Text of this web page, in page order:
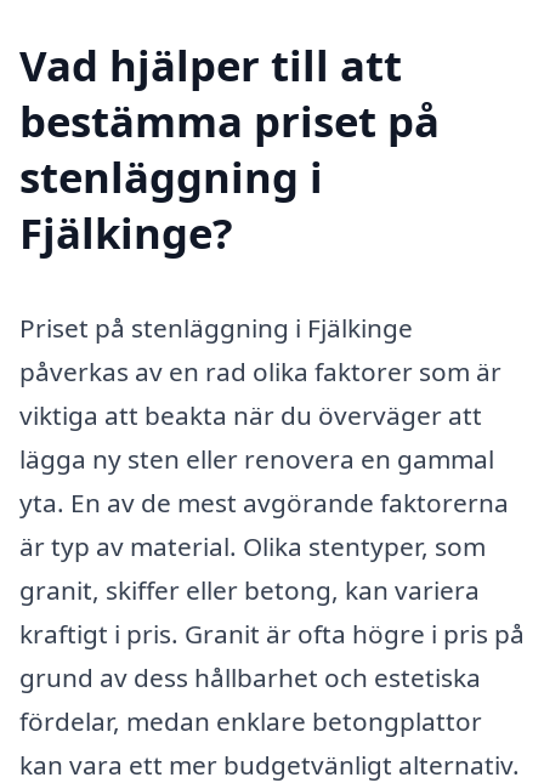
Vad hjälper till att
bestämma priset på
stenläggning i
Fjälkinge?
Priset på stenläggning i Fjälkinge
påverkas av en rad olika faktorer som är
viktiga att beakta när du överväger att
lägga ny sten eller renovera en gammal
yta. En av de mest avgörande faktorerna
är typ av material. Olika stentyper, som
granit, skiffer eller betong, kan variera
kraftigt i pris. Granit är ofta högre i pris på
grund av dess hållbarhet och estetiska
fördelar, medan enklare betongplattor
kan vara ett mer budgetvänligt alternativ.